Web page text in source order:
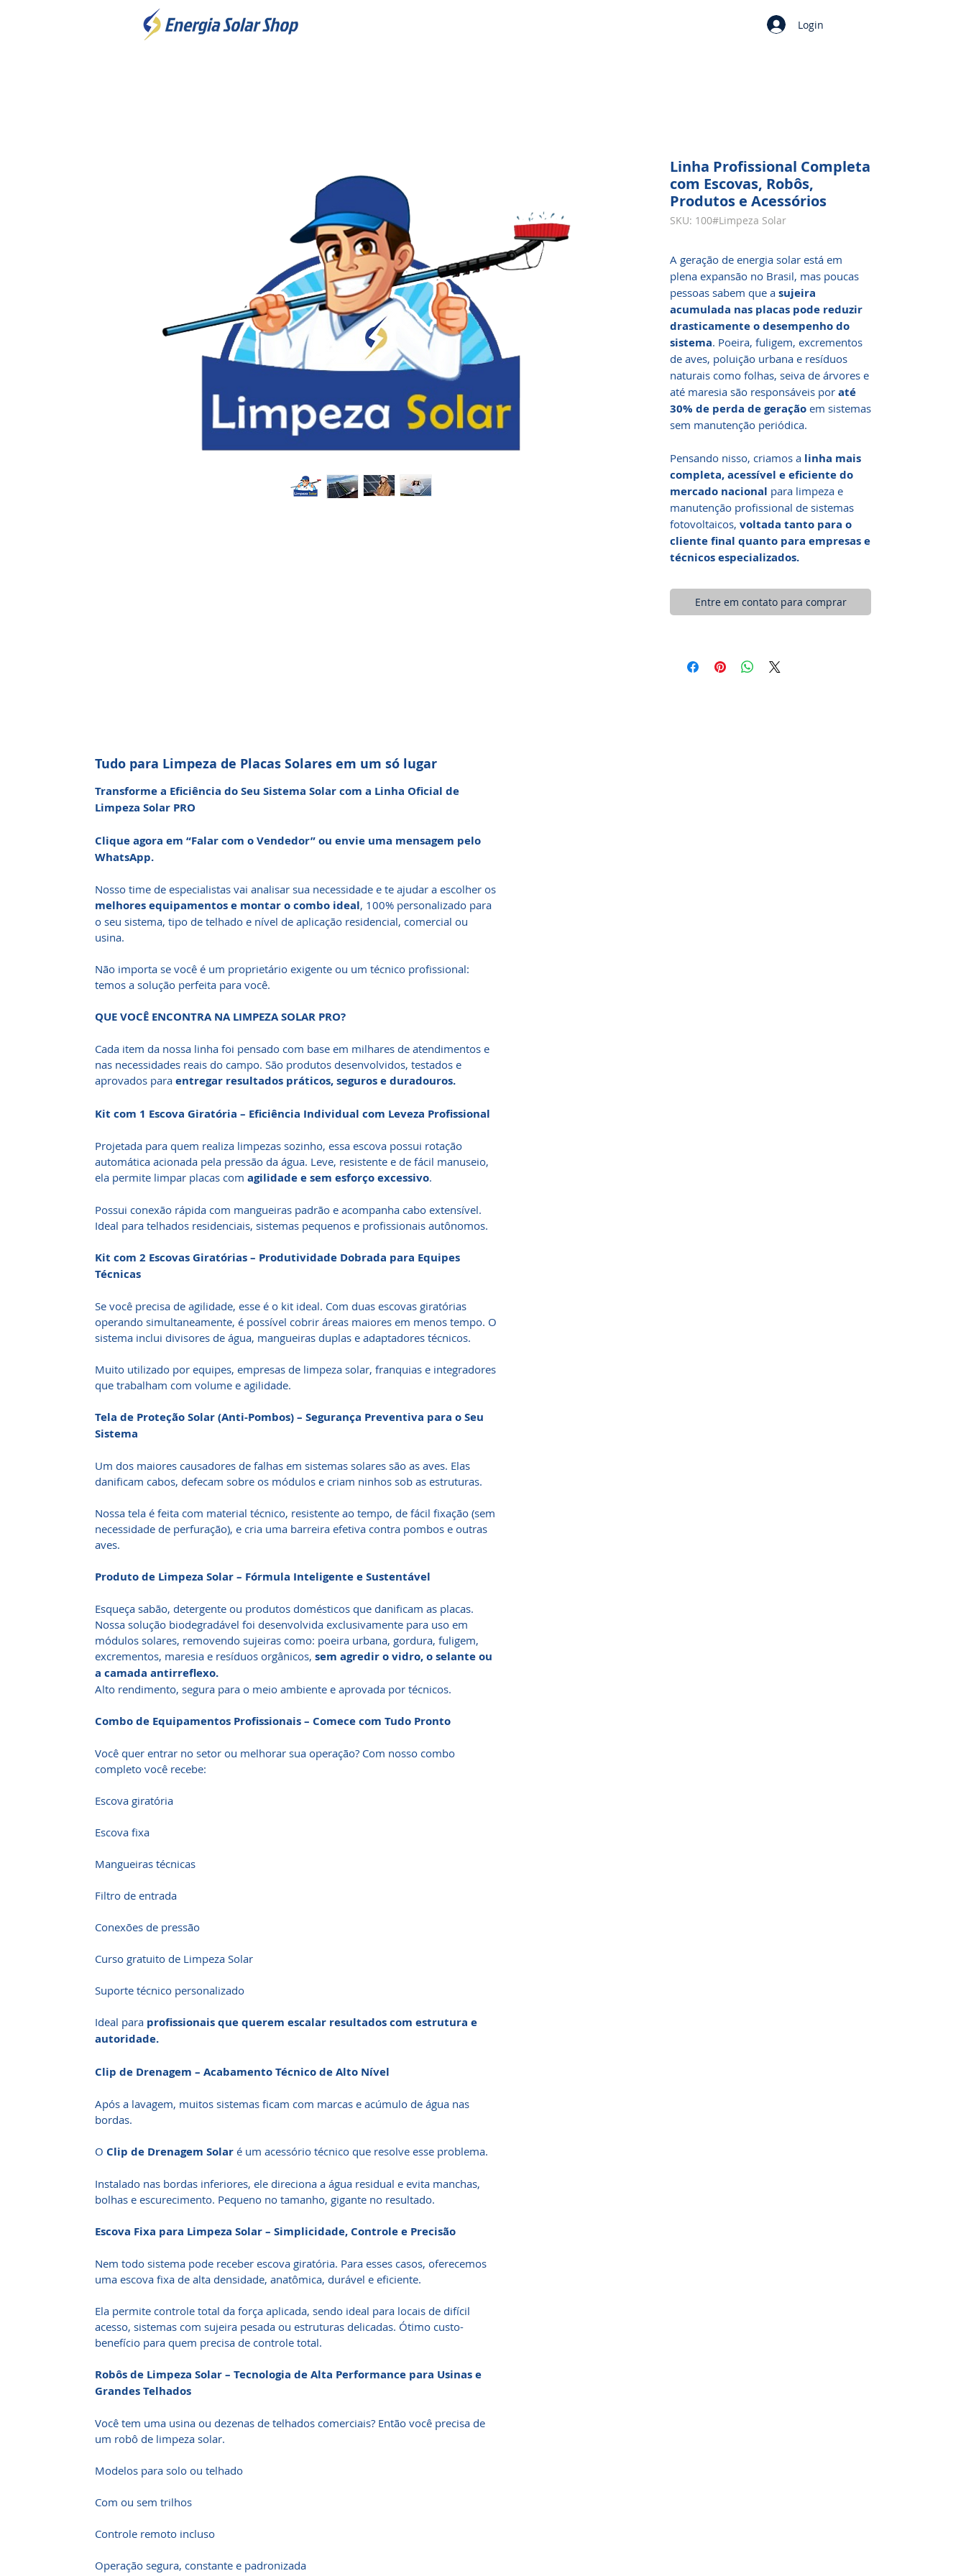
Login
Linha Profissional Completa
com Escovas, Robôs,
Produtos e Acessórios
SKU: 100#Limpeza Solar
A geração de energia solar está em
plena expansão no Brasil, mas poucas
pessoas sabem que a sujeira
acumulada nas placas pode reduzir
drasticamente o desempenho do
sistema. Poeira, fuligem, excrementos
de aves, poluição urbana e resíduos
naturais como folhas, seiva de árvores e
até maresia são responsáveis por até
30% de perda de geração em sistemas
sem manutenção periódica.
Pensando nisso, criamos a linha mais
completa, acessível e eficiente do
mercado nacional para limpeza e
manutenção profissional de sistemas
fotovoltaicos, voltada tanto para o
cliente final quanto para empresas e
técnicos especializados.
Entre em contato para comprar
Tudo para Limpeza de Placas Solares em um só lugar
Transforme a Eficiência do Seu Sistema Solar com a Linha Oficial de
Limpeza Solar PRO
Clique agora em “Falar com o Vendedor” ou envie uma mensagem pelo
WhatsApp.
Nosso time de especialistas vai analisar sua necessidade e te ajudar a escolher os
melhores equipamentos e montar o combo ideal, 100% personalizado para
o seu sistema, tipo de telhado e nível de aplicação residencial, comercial ou
usina.
Não importa se você é um proprietário exigente ou um técnico profissional:
temos a solução perfeita para você.
QUE VOCÊ ENCONTRA NA LIMPEZA SOLAR PRO?
Cada item da nossa linha foi pensado com base em milhares de atendimentos e
nas necessidades reais do campo. São produtos desenvolvidos, testados e
aprovados para entregar resultados práticos, seguros e duradouros.
Kit com 1 Escova Giratória – Eficiência Individual com Leveza Profissional
Projetada para quem realiza limpezas sozinho, essa escova possui rotação
automática acionada pela pressão da água. Leve, resistente e de fácil manuseio,
ela permite limpar placas com agilidade e sem esforço excessivo.
Possui conexão rápida com mangueiras padrão e acompanha cabo extensível.
Ideal para telhados residenciais, sistemas pequenos e profissionais autônomos.
Kit com 2 Escovas Giratórias – Produtividade Dobrada para Equipes
Técnicas
Se você precisa de agilidade, esse é o kit ideal. Com duas escovas giratórias
operando simultaneamente, é possível cobrir áreas maiores em menos tempo. O
sistema inclui divisores de água, mangueiras duplas e adaptadores técnicos.
Muito utilizado por equipes, empresas de limpeza solar, franquias e integradores
que trabalham com volume e agilidade.
Tela de Proteção Solar (Anti-Pombos) – Segurança Preventiva para o Seu
Sistema
Um dos maiores causadores de falhas em sistemas solares são as aves. Elas
danificam cabos, defecam sobre os módulos e criam ninhos sob as estruturas.
Nossa tela é feita com material técnico, resistente ao tempo, de fácil fixação (sem
necessidade de perfuração), e cria uma barreira efetiva contra pombos e outras
aves.
Produto de Limpeza Solar – Fórmula Inteligente e Sustentável
Esqueça sabão, detergente ou produtos domésticos que danificam as placas.
Nossa solução biodegradável foi desenvolvida exclusivamente para uso em
módulos solares, removendo sujeiras como: poeira urbana, gordura, fuligem,
excrementos, maresia e resíduos orgânicos, sem agredir o vidro, o selante ou
a camada antirreflexo.
Alto rendimento, segura para o meio ambiente e aprovada por técnicos.
Combo de Equipamentos Profissionais – Comece com Tudo Pronto
Você quer entrar no setor ou melhorar sua operação? Com nosso combo
completo você recebe:
Escova giratória
Escova fixa
Mangueiras técnicas
Filtro de entrada
Conexões de pressão
Curso gratuito de Limpeza Solar
Suporte técnico personalizado
Ideal para profissionais que querem escalar resultados com estrutura e
autoridade.
Clip de Drenagem – Acabamento Técnico de Alto Nível
Após a lavagem, muitos sistemas ficam com marcas e acúmulo de água nas
bordas.
O Clip de Drenagem Solar é um acessório técnico que resolve esse problema.
Instalado nas bordas inferiores, ele direciona a água residual e evita manchas,
bolhas e escurecimento. Pequeno no tamanho, gigante no resultado.
Escova Fixa para Limpeza Solar – Simplicidade, Controle e Precisão
Nem todo sistema pode receber escova giratória. Para esses casos, oferecemos
uma escova fixa de alta densidade, anatômica, durável e eficiente.
Ela permite controle total da força aplicada, sendo ideal para locais de difícil
acesso, sistemas com sujeira pesada ou estruturas delicadas. Ótimo custo-
benefício para quem precisa de controle total.
Robôs de Limpeza Solar – Tecnologia de Alta Performance para Usinas e
Grandes Telhados
Você tem uma usina ou dezenas de telhados comerciais? Então você precisa de
um robô de limpeza solar.
Modelos para solo ou telhado
Com ou sem trilhos
Controle remoto incluso
Operação segura, constante e padronizada